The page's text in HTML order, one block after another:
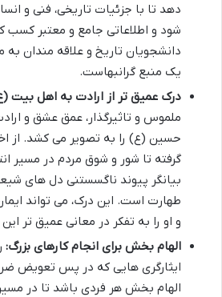
دهد تا با جزئیات تاریخی، فنی و
شود و اطلاعاتی جامع و معتبر کسب
دانشجویان تاریخ و علاقه مندان به
یک منبع گرانبهاست.
درک عمیق تر از ارادت به اهل بیت
ملموس و تاثیرگذار، عمق عشق و
حسین (ع) را به تصویر می کشد. از
گرفته تا شور و شوق مردم در مسیر
بیانگر پیوند ناگسستنی دل های
طهارت است. این درک، می تواند
و او را به تفکر در معانی عمیق تر این
الهام بخش برای انجام کارهای بزرگ:
ایثارگری هایی که در پس تعویض
الهام بخش هر فردی باشد تا در